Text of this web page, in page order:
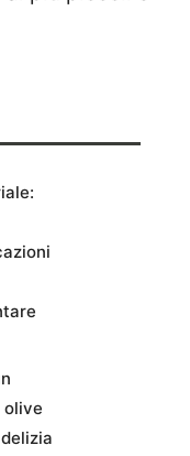
olive